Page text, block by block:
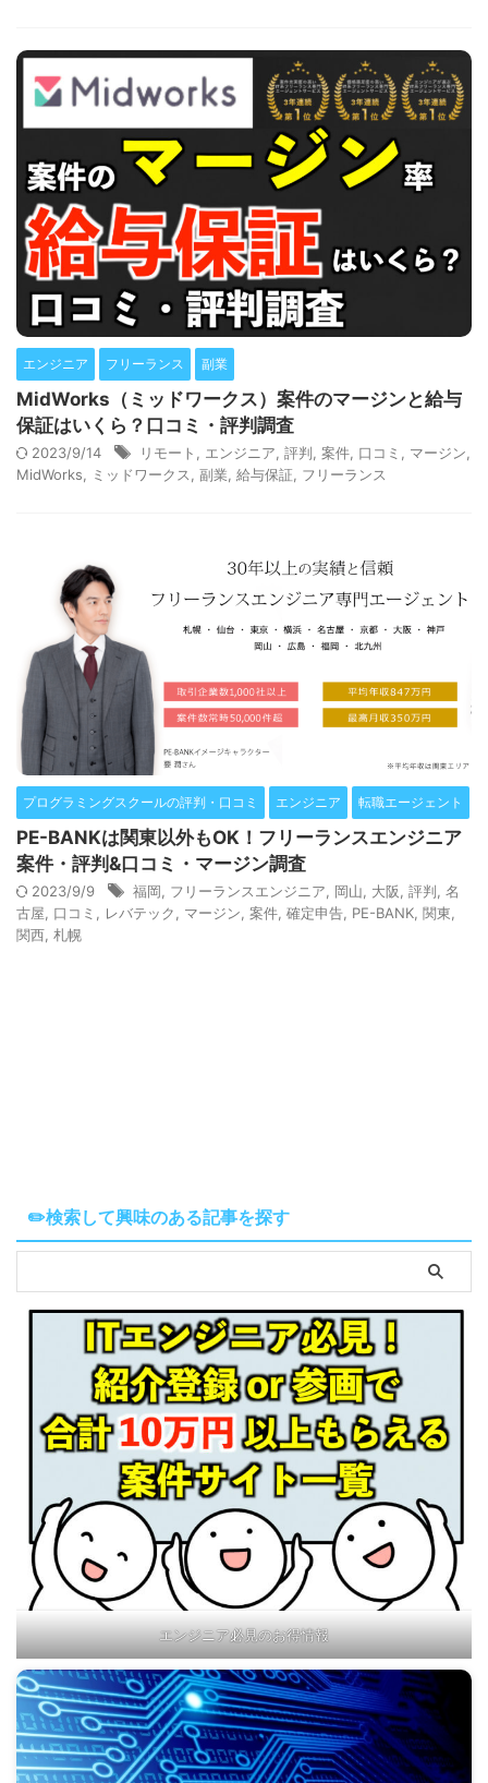
エンジニア フリーランス 副業
MidWorks（ミッドワークス）案件のマージンと給与
保証はいくら？口コミ・評判調査
2023/9/14 リモート エンジニア 評判 案件 口コミ マージン
MidWorks
ミッドワークス 副業 給与保証 フリーランス
プログラミングスクールの評判・口コミ エンジニア 転職エージェント
PE-BANKは関東以外もOK！フリーランスエンジニア
案件・評判&口コミ・マージン調査
2023/9/9 福岡 フリーランスエンジニア 岡山 大阪 評判 名
古屋
口コミ レバテック マージン 案件 確定申告 PE-BANK 関東
関西 札幌
✏️検索して興味のある記事を探す
エンジニア必見のお得情報